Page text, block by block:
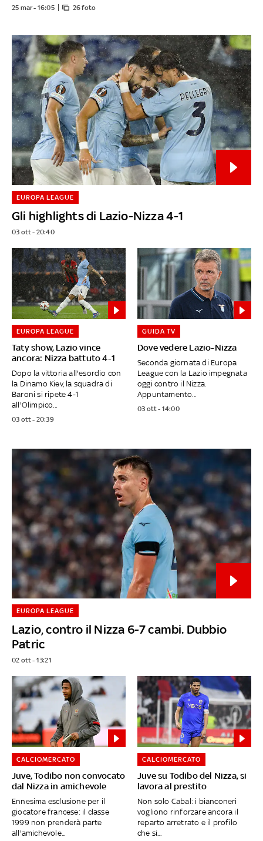
25 mar - 16:05 26 foto
Gli highlights di Lazio-Nizza 4-1
EUROPA LEAGUE
03 ott - 20:40
Taty show, Lazio vince
ancora: Nizza battuto 4-1
EUROPA LEAGUE
Dopo la vittoria all'esordio con
la Dinamo Kiev, la squadra di
Baroni si ripete 4-1
all'Olimpico...
03 ott - 20:39
Dove vedere Lazio-Nizza
GUIDA TV
Seconda giornata di Europa
League con la Lazio impegnata
oggi contro il Nizza.
Appuntamento...
03 ott - 14:00
Lazio, contro il Nizza 6-7 cambi. Dubbio
Patric
EUROPA LEAGUE
02 ott - 13:21
Juve, Todibo non convocato
dal Nizza in amichevole
CALCIOMERCATO
Ennesima esclusione per il
giocatore francese: il classe
1999 non prenderà parte
all'amichevole...
Juve su Todibo del Nizza, si
lavora al prestito
CALCIOMERCATO
Non solo Cabal: i bianconeri
vogliono rinforzare ancora il
reparto arretrato e il profilo
che si...